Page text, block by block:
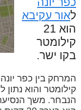
לאור עקיבא
הוא 21
קילומטר
בקו ישר.
קילומטר והוא
הנבחר. משך